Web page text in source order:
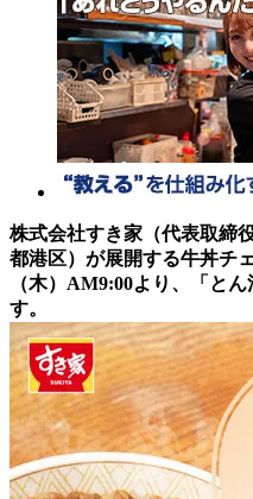
株式会社すき家（代表取締
都港区）が展開する牛丼チ
（木）AM9:00より、「と
す。